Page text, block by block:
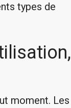
types de
moment. Les